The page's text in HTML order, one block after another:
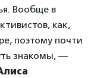
Вообще в
как,
поэтому почти
знакомы, —